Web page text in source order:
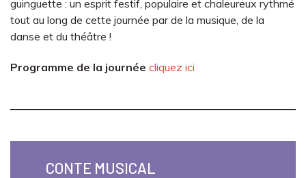
guinguette : un esprit festif, populaire et chaleureux rythmé
tout au long de cette journée par de la musique, de la
danse et du théâtre !
Programme de la journée cliquez ici
CONTE MUSICAL